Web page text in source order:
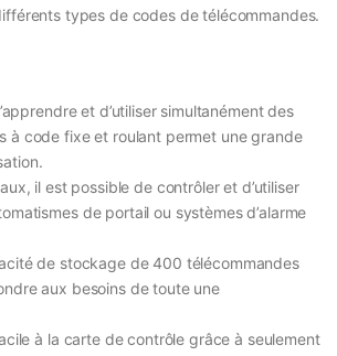
types de codes de télécommandes.
et d’utiliser simultanément des
à code fixe et roulant permet une grande
il est possible de contrôler et d’utiliser
de portail ou systèmes d’alarme
de stockage de 400 télécommandes
aux besoins de toute une
à la carte de contrôle grâce à seulement